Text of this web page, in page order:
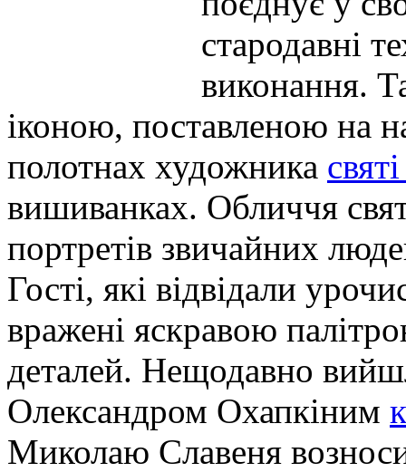
стародавні
виконання.
іконою, поставленою на
полотнах художника
вишиванках. Обличчя
портретів звичайних
Гості, які відвідали
вражені яскравою
деталей. Нещодавно
Олександром Охапкіним
Миколаю Славеня